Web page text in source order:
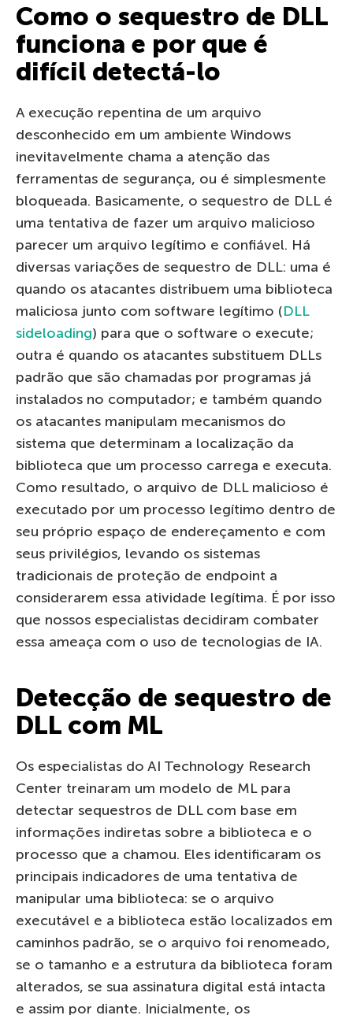
Como o sequestro de DLL
funciona e por que é
difícil detectá-lo
A execução repentina de um arquivo
desconhecido em um ambiente Windows
inevitavelmente chama a atenção das
ferramentas de segurança, ou é simplesmente
bloqueada. Basicamente, o sequestro de DLL é
uma tentativa de fazer um arquivo malicioso
parecer um arquivo legítimo e confiável. Há
diversas variações de sequestro de DLL: uma é
quando os atacantes distribuem uma biblioteca
maliciosa junto com software legítimo (DLL
sideloading) para que o software o execute;
outra é quando os atacantes substituem DLLs
padrão que são chamadas por programas já
instalados no computador; e também quando
os atacantes manipulam mecanismos do
sistema que determinam a localização da
biblioteca que um processo carrega e executa.
Como resultado, o arquivo de DLL malicioso é
executado por um processo legítimo dentro de
seu próprio espaço de endereçamento e com
seus privilégios, levando os sistemas
tradicionais de proteção de endpoint a
considerarem essa atividade legítima. É por isso
que nossos especialistas decidiram combater
essa ameaça com o uso de tecnologias de IA.
Detecção de sequestro de
DLL com ML
Os especialistas do AI Technology Research
Center treinaram um modelo de ML para
detectar sequestros de DLL com base em
informações indiretas sobre a biblioteca e o
processo que a chamou. Eles identificaram os
principais indicadores de uma tentativa de
manipular uma biblioteca: se o arquivo
executável e a biblioteca estão localizados em
caminhos padrão, se o arquivo foi renomeado,
se o tamanho e a estrutura da biblioteca foram
alterados, se sua assinatura digital está intacta
e assim por diante. Inicialmente, os